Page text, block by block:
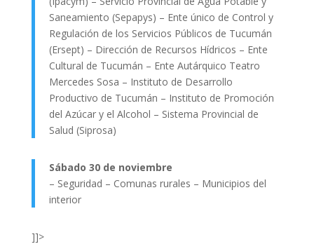
Saneamiento (Sepapys) – Ente único de Control y
Regulación de los Servicios Públicos de Tucumán
(Ersept) – Dirección de Recursos Hídricos – Ente
Cultural de Tucumán – Ente Autárquico Teatro
Mercedes Sosa – Instituto de Desarrollo
Productivo de Tucumán – Instituto de Promoción
del Azúcar y el Alcohol – Sistema Provincial de
Salud (Siprosa)
Sábado 30 de noviembre
– Seguridad – Comunas rurales – Municipios del
interior
]]>